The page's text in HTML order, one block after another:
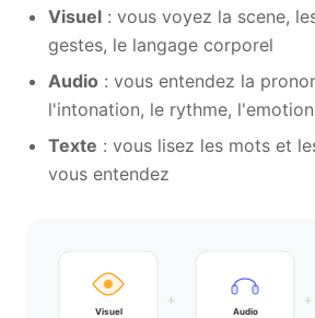
Visuel : vous voyez la scene,
gestes, le langage corporel
Audio : vous entendez la
l'intonation, le rythme, l'emotion
Texte : vous lisez les mots et
vous entendez
Visuel Audio
+ +